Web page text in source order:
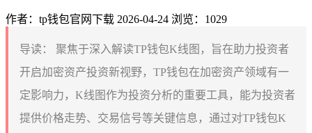
作者：tp钱包官网下载 2026-04-24 浏览：1029
导读：
聚焦于深入解读TP钱包K线图，旨在助力投资者
开启加密资产投资新视野，TP钱包在加密资产领域有一
定影响力，K线图作为投资分析的重要工具，能为投资者
提供价格走势、交易信号等关键信息，通过对TP钱包K